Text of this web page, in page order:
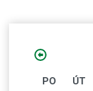
PO ÚT